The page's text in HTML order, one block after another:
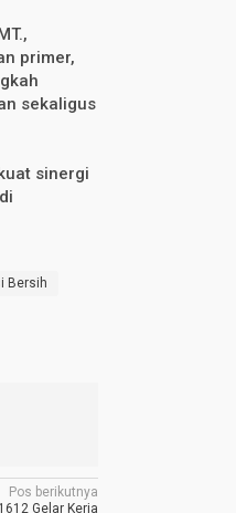
primer,
sekaligus
sinergi
Bersih
Pos berikutnya
Gelar Kerja